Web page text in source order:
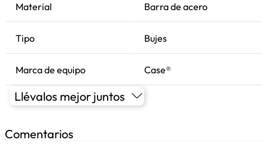
Material Barra de acero
Tipo Bujes
Marca de equipo Case®
Llévalos mejor juntos
Comentarios